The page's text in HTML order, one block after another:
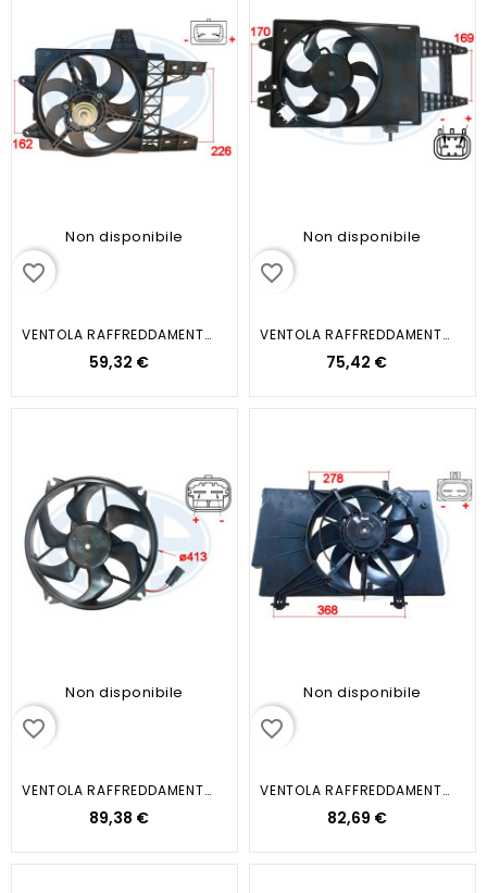
Non disponibile
favorite_border
VENTOLA RAFFREDDAMENTO MOTORE
59,32 €
Non disponibile
favorite_border
VENTOLA RAFFREDDAMENTO MOTORE
75,42 €
Non disponibile
favorite_border
VENTOLA RAFFREDDAMENTO MOTORE
89,38 €
Non disponibile
favorite_border
VENTOLA RAFFREDDAMENTO MOTORE...
82,69 €